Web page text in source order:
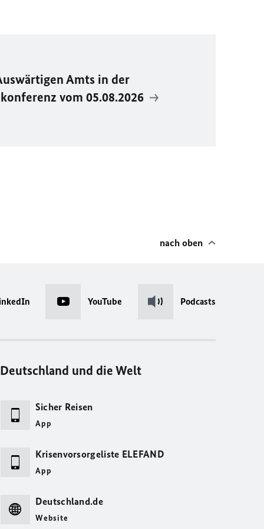
Amts in der
vom 05.08.2026
nach oben
YouTube Podcasts
Deutschland und die Welt
Sicher Reisen
App
Krisenvorsorgeliste ELEFAND
App
Deutschland.de
Website